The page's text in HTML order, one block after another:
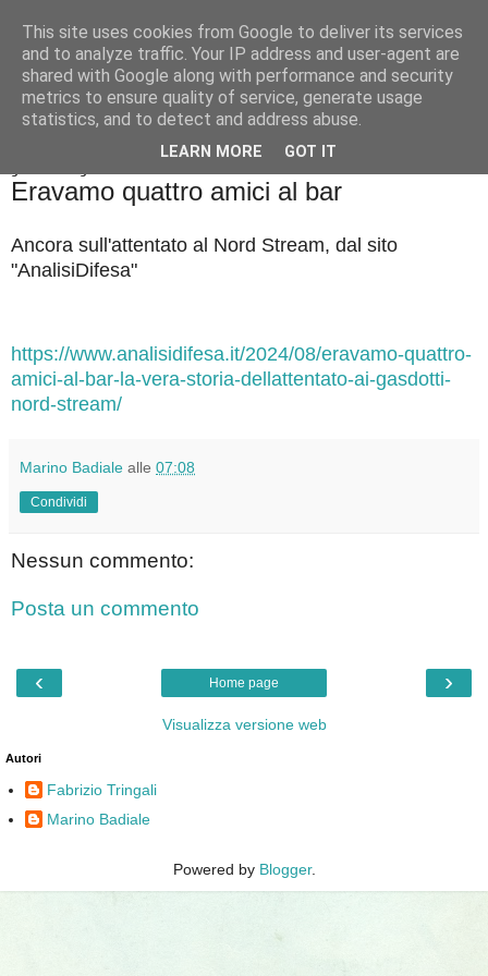
Badiale & Tringali
Eravamo quattro amici al bar
Ancora sull'attentato al Nord Stream, dal sito
"AnalisiDifesa"
https://www.analisidifesa.it/2024/08/eravamo-quattro-
amici-al-bar-la-vera-storia-dellattentato-ai-gasdotti-
nord-stream/
Marino Badiale alle 07:08
Condividi
Nessun commento:
Posta un commento
‹ ›
Home page
Visualizza versione web
Autori
Fabrizio Tringali
Marino Badiale
Powered by Blogger.
This site uses cookies from Google to deliver its services
and to analyze traffic. Your IP address and user-agent are
shared with Google along with performance and security
metrics to ensure quality of service, generate usage
statistics, and to detect and address abuse.
LEARN MORE GOT IT